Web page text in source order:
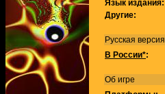
Язык издания:
Другие:
Русская версия
В России*:
Об игре